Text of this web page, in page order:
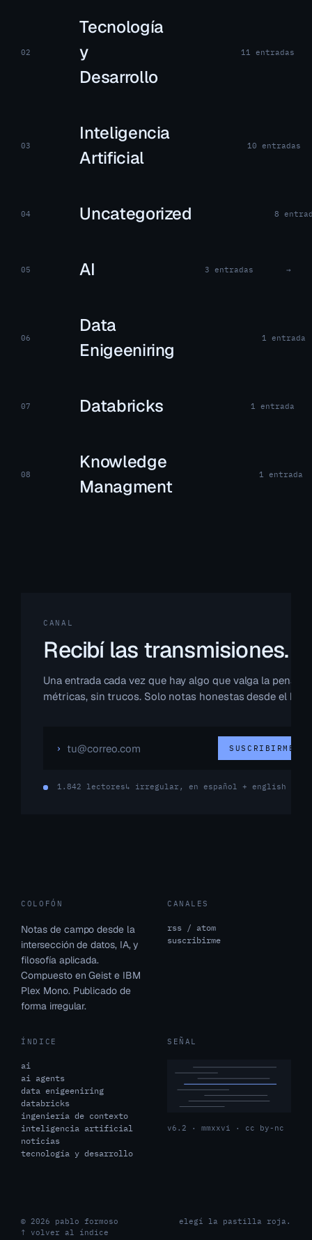
02
Tecnología
y
Desarrollo
11 entradas
03
Inteligencia
Artificial
10 entradas
04 Uncategorized 8
05 AI 3 entradas →
06
Data
Enigeeniring
1 entrada
07 Databricks 1 entrada
08
Knowledge
Managment
1 entrada
CANAL
Recibí las transmisiones.
Una entrada cada vez que hay algo que valga la pena.
métricas, sin trucos. Solo notas honestas desde el
› SUSCRIBIRME
1.842 lectores↳ irregular, en español + english
COLOFÓN
Notas de campo desde la
intersección de datos, IA, y
filosofía aplicada.
Compuesto en Geist e IBM
Plex Mono. Publicado de
forma irregular.
CANALES
rss / atom
suscribirme
ÍNDICE
ai
ai agents
data enigeeniring
databricks
ingeniería de contexto
inteligencia artificial
noticias
tecnología y desarrollo
SEÑAL
v6.2 · mmxxvi · cc by-nc
© 2026 pablo formoso
elegí la pastilla roja.
↑ volver al índice